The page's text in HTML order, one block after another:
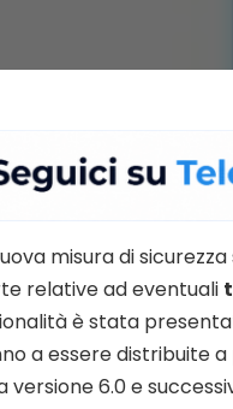
misura di
relative ad eventuali
è stata
a essere distribuite
versione 6.0 e